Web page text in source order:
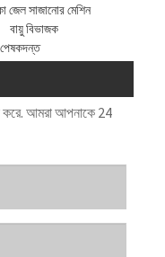
জেল সাজানোর মেশিন
বায়ু বিভাজক
করে. আমরা আপনাকে 24